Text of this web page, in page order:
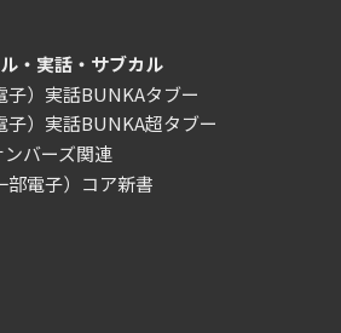
・実話・サブカル
子）実話BUNKAタブー
子）実話BUNKA超タブー
ンバーズ関連
部電子）コア新書